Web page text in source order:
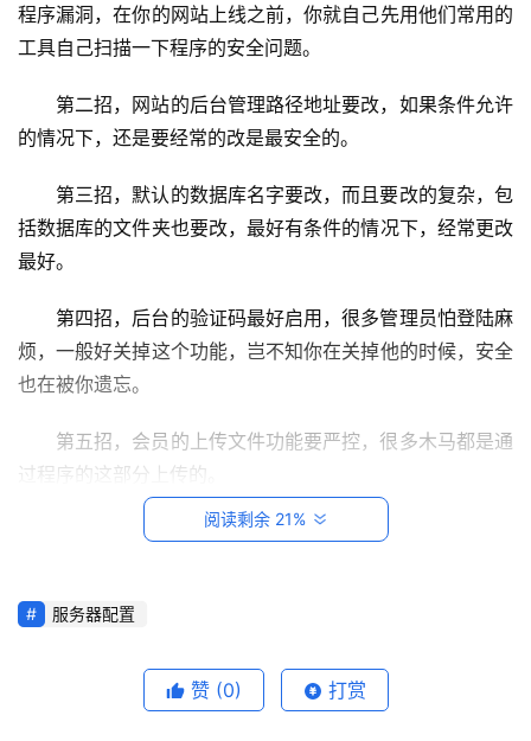
页
机
相
建
站
注册
程序漏洞，在你的网站上线之前，你就自己先用他们常用的
工具自己扫描一下程序的安全问题。
第二招，网站的后台管理路径地址要改，如果条件允许
的情况下，还是要经常的改是最安全的。
第三招，默认的数据库名字要改，而且要改的复杂，包
括数据库的文件夹也要改，最好有条件的情况下，经常更改
最好。
第四招，后台的验证码最好启用，很多管理员怕登陆麻
烦，一般好关掉这个功能，岂不知你在关掉他的时候，安全
也在被你遗忘。
第五招，会员的上传文件功能要严控，很多木马都是通
过程序的这部分上传的。
第六招，网站的主机管理帐户要经常的更改，有条件的
台服务器上面被别的网站建设的维护不当而影响自己的安
全。
第七招，服务器的各种端口，用不到的，一定要关闭，
阅读剩余 21%
服务器配置
赞 (0) 打赏